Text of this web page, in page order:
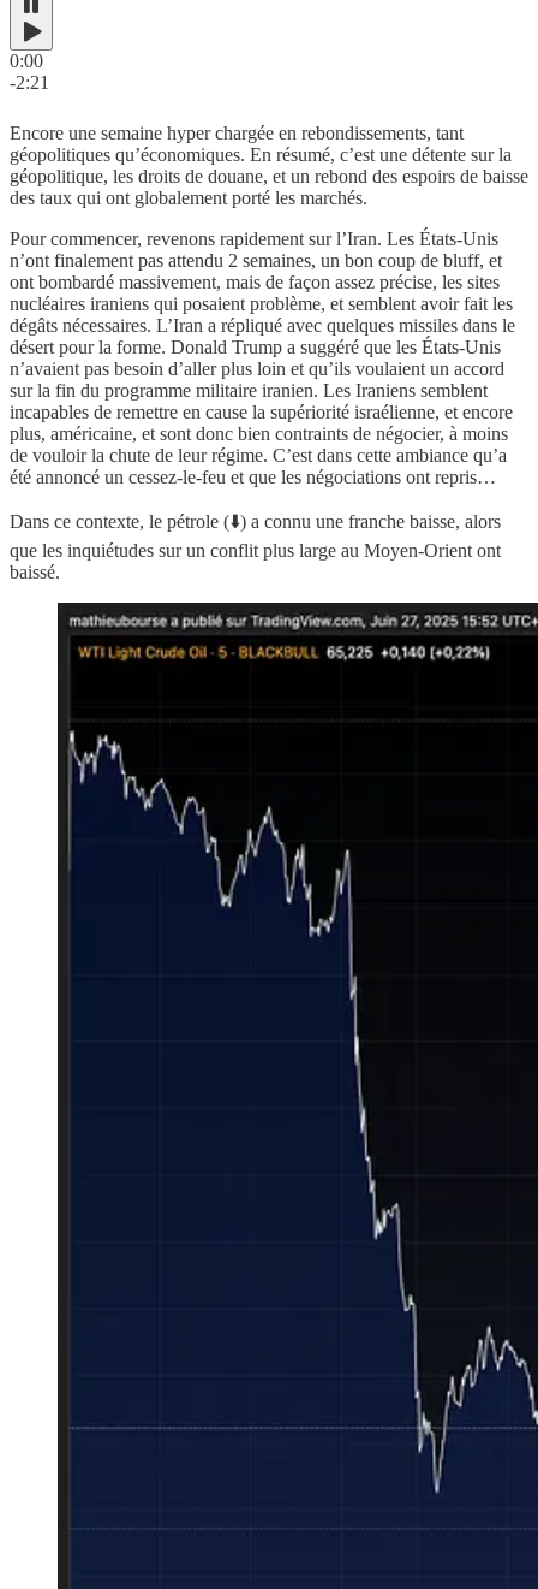
0:00
-2:21
Encore une semaine hyper chargée en rebondissements, tant
géopolitiques qu’économiques. En résumé, c’est une détente sur la
géopolitique, les droits de douane, et un rebond des espoirs de baisse
des taux qui ont globalement porté les marchés.
Pour commencer, revenons rapidement sur l’Iran. Les États-Unis
n’ont finalement pas attendu 2 semaines, un bon coup de bluff, et
ont bombardé massivement, mais de façon assez précise, les sites
nucléaires iraniens qui posaient problème, et semblent avoir fait les
dégâts nécessaires. L’Iran a répliqué avec quelques missiles dans le
désert pour la forme. Donald Trump a suggéré que les États-Unis
n’avaient pas besoin d’aller plus loin et qu’ils voulaient un accord
sur la fin du programme militaire iranien. Les Iraniens semblent
incapables de remettre en cause la supériorité israélienne, et encore
plus, américaine, et sont donc bien contraints de négocier, à moins
de vouloir la chute de leur régime. C’est dans cette ambiance qu’a
été annoncé un cessez-le-feu et que les négociations ont repris…
Dans ce contexte, le pétrole (⬇️) a connu une franche baisse, alors
que les inquiétudes sur un conflit plus large au Moyen-Orient ont
baissé.